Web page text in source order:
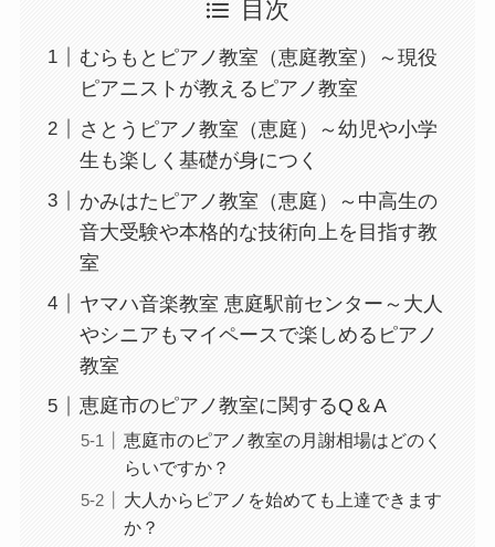
目次
むらもとピアノ教室（恵庭教室）～現役
ピアニストが教えるピアノ教室
さとうピアノ教室（恵庭）～幼児や小学
生も楽しく基礎が身につく
かみはたピアノ教室（恵庭）～中高生の
音大受験や本格的な技術向上を目指す教
室
ヤマハ音楽教室 恵庭駅前センター～大人
やシニアもマイペースで楽しめるピアノ
教室
恵庭市のピアノ教室に関するQ＆A
恵庭市のピアノ教室の月謝相場はどのく
らいですか？
大人からピアノを始めても上達できます
か？